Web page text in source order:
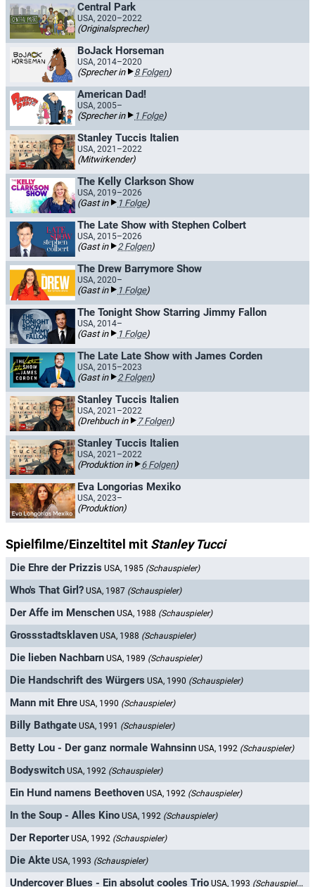
Central Park
USA, 2020–2022
(Originalsprecher)
BoJack Horseman​
USA, 2014–2020
(Sprecher in 8 Folgen)
American Dad!
USA, 2005–
(Sprecher in 1 Folge)
Stanley Tuccis Italien
USA, 2021–2022
(Mitwirkender)
The Kelly Clarkson Show
USA, 2019–2026
(Gast in 1 Folge)
The Late Show with Stephen Colbert
USA, 2015–2026
(Gast in 2 Folgen)
The Drew Barrymore Show
USA, 2020–
(Gast in 1 Folge)
The Tonight Show Starring Jimmy Fallon
USA, 2014–
(Gast in 1 Folge)
The Late Late Show with James Corden
USA, 2015–2023
(Gast in 2 Folgen)
Stanley Tuccis Italien
USA, 2021–2022
(Drehbuch in 7 Folgen)
Stanley Tuccis Italien
USA, 2021–2022
(Produktion in 6 Folgen)
Eva Longorias Mexiko
USA, 2023–
(Produktion)
Spielfilme/Einzeltitel mit Stanley Tucci
Die Ehre der Prizzis USA, 1985 (Schauspieler)
Who's That Girl? USA, 1987 (Schauspieler)
Der Affe im Menschen USA, 1988 (Schauspieler)
Grossstadtsklaven USA, 1988 (Schauspieler)
Die lieben Nachbarn USA, 1989 (Schauspieler)
Die Handschrift des Würgers USA, 1990 (Schauspieler)
Mann mit Ehre USA, 1990 (Schauspieler)
Billy Bathgate USA, 1991 (Schauspieler)
Betty Lou - Der ganz normale Wahnsinn USA, 1992 (Schauspieler)
Bodyswitch USA, 1992 (Schauspieler)
Ein Hund namens Beethoven USA, 1992 (Schauspieler)
In the Soup - Alles Kino USA, 1992 (Schauspieler)
Der Reporter USA, 1992 (Schauspieler)
Die Akte USA, 1993 (Schauspieler)
Undercover Blues - Ein absolut cooles Trio USA, 1993 (Schauspieler)